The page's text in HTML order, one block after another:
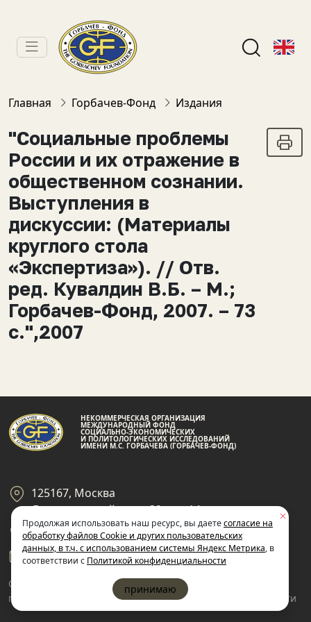
Главная Горбачев-Фонд Издания
"Социальные проблемы
России и их отражение в
общественном сознании.
Выступления в
дискуссии: (Материалы
круглого стола
«Экспертиза»). // Отв.
ред. Кувалдин В.Б. – М.;
Горбачев-Фонд, 2007. – 73
с.",2007
НЕКОММЕРЧЕСКАЯ ОРГАНИЗАЦИЯ
МЕЖДУНАРОДНЫЙ ФОНД
СОЦИАЛЬНО-ЭКОНОМИЧЕСКИХ
И ПОЛИТОЛОГИЧЕСКИХ ИССЛЕДОВАНИЙ
ИМЕНИ М.С. ГОРБАЧЕВА (ГОРБАЧЕВ-ФОНД)
125167, Москва
Ленинградский пр-кт 39, стр 14
+7 495 945-59-99
gf@gorby.ru
Cогласие на обработку
пользовательских данных
конфиденциальности
Продолжая использовать наш ресурс, вы даетесогласие на
обработку файлов Cookie и других пользовательских
данных, в т.ч. с использованием системы Яндекс Метрика, в
соответствии с Политикой конфиденциальности
принимаю